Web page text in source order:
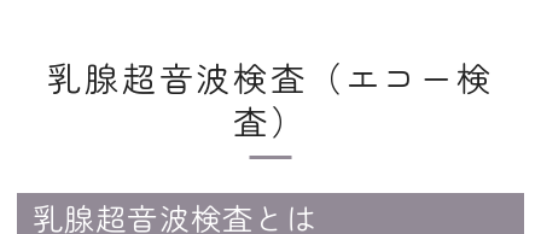
乳腺超音波検査（エコー検
査）
乳腺超音波検査とは